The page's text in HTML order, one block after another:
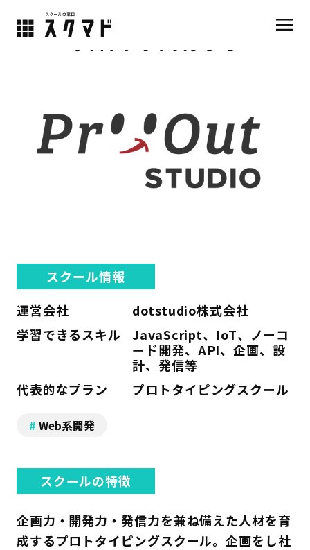
プロトアウトスタジオ
スクール情報
運営会社
dotstudio株式会社
学習できるスキル
JavaScript、IoT、ノーコ
ード開発、API、企画、設
計、発信等
代表的なプラン
プロトタイピングスクール
Web系開発
スクールの特徴
企画力・開発力・発信力を兼ね備えた人材を育
成するプロトタイピングスクール。企画をし社